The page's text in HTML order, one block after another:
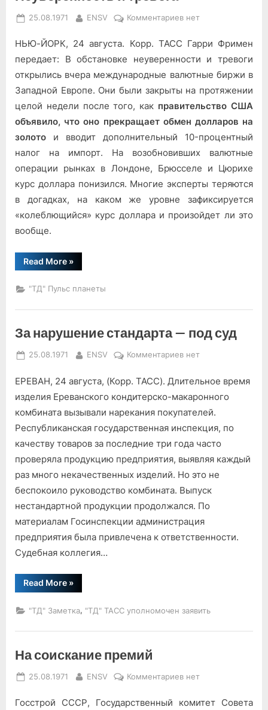
Posted
25.08.1971 By
ENSV Комментариевк
Неуверенность
и
нет
НЬЮ-ЙОРК, 24 августа. Корр. ТАСС Гарри Фримен
передает: В обстановке неуверенности и тревоги
открылись вчера международные ва­лютные биржи в
Западной Европе. Они были закрыты на протяжении
целой недели после того, как пра­вительство США
объявило, что оно прекращает обмен долларов на
зо­лото и вводит дополнительный 10-процентный
налог на импорт. На возобновивших валютные
операции рынках в Лондоне, Брюсселе и Цю­рихе
курс доллара понизился. Мно­гие эксперты теряются
в догадках, на каком же уровне зафиксируется
«колеблющийся» курс доллара и произойдет ли это
вообще.
Read More“Неуверенность
и
»
"ТД" Пульс планеты
За нарушение стандарта — под суд
Posted
25.08.1971 By
ENSV Комментариевк
За
нарушение
стандарта
под
суд
нет
ЕРЕВАН, 24 августа, (Корр. ТАСС). Длительное время
изделия Ереванского кондитерско-макаронного
комбината вызывали нарекания покупателей.
Республиканская госу­дарственная инспекция, по
качеству товаров за последние три года ча­сто
проверяла продукцию предприя­тия, выявляя каждый
раз много не­качественных изделий. Но это не
беспокоило руководство комбината. Выпуск
нестандартной продукции продолжался. По
материалам Госинспекции ад­министрация
предприятия была привлечена к ответственности.
Су­дебная коллегия…
Read More“За
нарушение
—
под
»
"ТД" Заметка, "ТД" ТАСС уполномочен заявить
На соискание премий
Posted
25.08.1971 By
ENSV Комментариевк
На
нет
Госстрой СССР, Государственный комитет Совета